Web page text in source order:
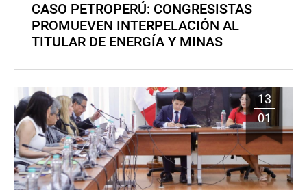
CASO PETROPERÚ: CONGRESISTAS
PROMUEVEN INTERPELACIÓN AL
TITULAR DE ENERGÍA Y MINAS
13
01